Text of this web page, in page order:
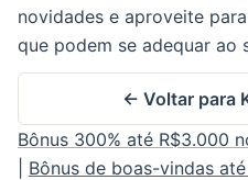
novidades e aproveite
que podem se adequar ao
← Voltar para
Bônus 300% até R$3.000
Bônus de boas-vindas